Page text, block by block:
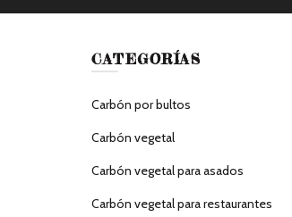
CATEGORÍAS
Carbón por bultos
Carbón vegetal
Carbón vegetal para asados
Carbón vegetal para restaurantes